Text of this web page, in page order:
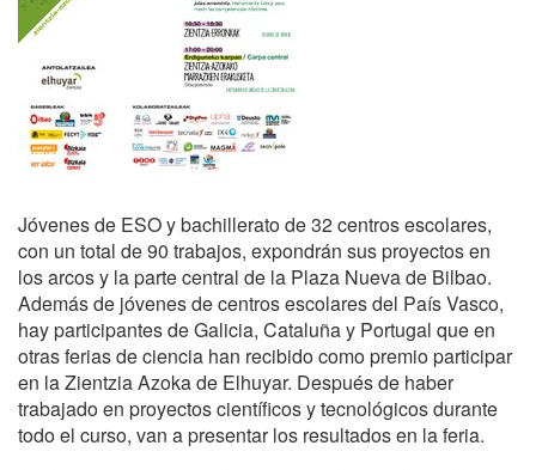
Jóvenes de ESO y bachillerato de 32 centros escolares,
con un total de 90 trabajos, expondrán sus proyectos en
los arcos y la parte central de la Plaza Nueva de Bilbao.
Además de jóvenes de centros escolares del País Vasco,
hay participantes de Galicia, Cataluña y Portugal que en
otras ferias de ciencia han recibido como premio participar
en la Zientzia Azoka de Elhuyar. Después de haber
trabajado en proyectos científicos y tecnológicos durante
todo el curso, van a presentar los resultados en la feria.